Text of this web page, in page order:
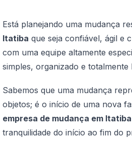
Está planejando uma mudança
Itatiba que seja confiável, ágil e
com uma equipe altamente
simples, organizado e
Sabemos que uma mudança
objetos; é o início de uma nova
empresa de mudança em Itatiba
tranquilidade do início ao fim do